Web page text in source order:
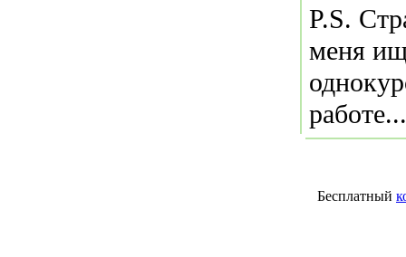
P.S.
меня
Бесплатный